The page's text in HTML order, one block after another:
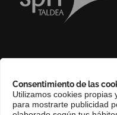
Consentimiento de las
Utilizamos cookies
para mostrarte publicidad